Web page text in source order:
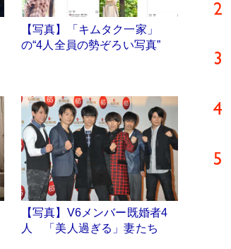
【写真】「キムタク一家」
の“4人全員の勢ぞろい写真”
【写真】V6メンバー既婚者4
人 「美人過ぎる」妻たち